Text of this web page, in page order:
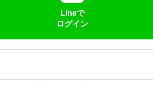
Lineで
ログイン